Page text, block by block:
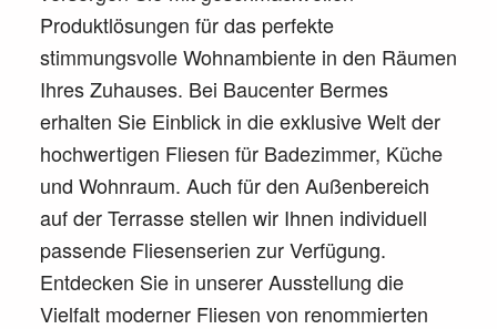
Produktlösungen für das perfekte
stimmungsvolle Wohnambiente in den Räumen
Ihres Zuhauses. Bei Baucenter Bermes
erhalten Sie Einblick in die exklusive Welt der
hochwertigen Fliesen für Badezimmer, Küche
und Wohnraum. Auch für den Außenbereich
auf der Terrasse stellen wir Ihnen individuell
passende Fliesenserien zur Verfügung.
Entdecken Sie in unserer Ausstellung die
Vielfalt moderner Fliesen von renommierten